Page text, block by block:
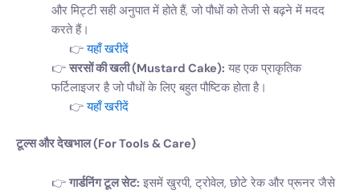
और मिट्टी सही अनुपात में होते हैं, जो पौधों को तेजी से बढ़ने में मदद
करते हैं।
यहाँ खरीदें
सरसों की खली (Mustard Cake): यह एक प्राकृतिक
फर्टिलाइजर है जो पौधों के लिए बहुत पौष्टिक होता है।
यहाँ खरीदें
टूल्स और देखभाल (For Tools & Care)
गार्डनिंग टूल सेट: इसमें खुरपी, ट्रोवेल, छोटे रेक और प्रूनर जैसे